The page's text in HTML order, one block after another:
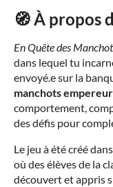
🧭À propos
En Quête des
dans lequel tu
envoyé.e sur la
manchots
comportement,
des défis pour
Le jeu à été créé
où des élèves de la
découvert et appris